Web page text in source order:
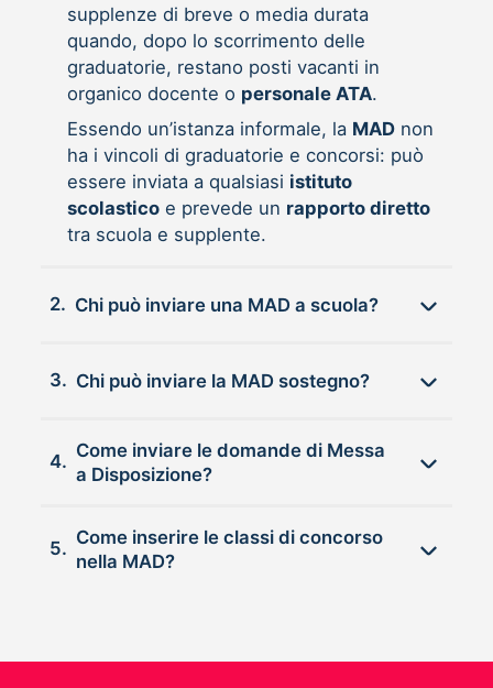
supplenze di breve o media durata
quando, dopo lo scorrimento delle
graduatorie, restano posti vacanti in
organico docente o personale ATA.
Essendo un’istanza informale, la MADnon
ha i vincoli di graduatorie e concorsi: può
essere inviata a qualsiasi istituto
scolasticoe prevede un rapporto diretto
tra scuola e supplente.
2. Chi può inviare una MAD a scuola?
3. Chi può inviare la MAD sostegno?
4.
Come inviare le domande di Messa
a Disposizione?
5.
Come inserire le classi di concorso
nella MAD?